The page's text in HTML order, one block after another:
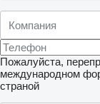
Пожалуйста,
международном
страной